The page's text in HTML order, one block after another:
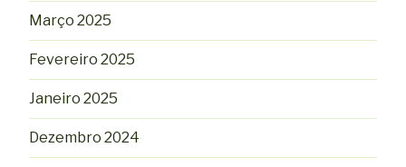
Março 2025
Fevereiro 2025
Janeiro 2025
Dezembro 2024